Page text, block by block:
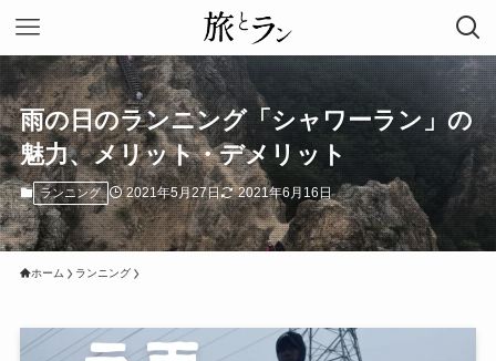
雨の日のランニング「シャワーラン」の
魅力、メリット・デメリット
ランニング 2021年5月27日 2021年6月16日
ホーム ランニング